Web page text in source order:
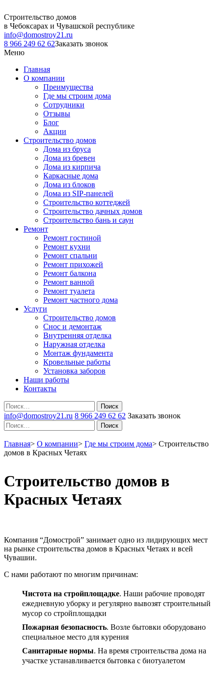
Строительство домов
в Чебоксарах и Чувашской республике
info@domostroy21.ru
8 966 249 62 62Заказать звонок
Меню
Главная
О компании
Преимущества
Где мы строим дома
Сотрудники
Отзывы
Блог
Акции
Строительство домов
Дома из бруса
Дома из бревен
Дома из кирпича
Каркасные дома
Дома из блоков
Дома из SIP-панелей
Строительство коттеджей
Строительство дачных домов
Строительство бань и саун
Ремонт
Ремонт гостиной
Ремонт кухни
Ремонт спальни
Ремонт прихожей
Ремонт балкона
Ремонт ванной
Ремонт туалета
Ремонт частного дома
Услуги
Строительство домов
Снос и демонтаж
Внутренняя отделка
Наружная отделка
Монтаж фундамента
Кровельные работы
Установка заборов
Наши работы
Контакты
Поиск
info@domostroy21.ru 8 966 249 62 62 Заказать звонок
Поиск
Главная> О компании> Где мы строим дома> Строительство
домов в Красных Четаях
Строительство домов в
Красных Четаях
Компания “Домострой” занимает одно из лидирующих мест
на рынке строительства домов в Красных Четаях и всей
Чувашии.
С нами работают по многим причинам:
Чистота на стройплощадке. Наши рабочие проводят
ежедневную уборку и регулярно вывозят строительный
мусор со стройплощадки
Пожарная безопасность. Возле бытовки оборудовано
специальное место для курения
Санитарные нормы. На время строительства дома на
участке устанавливается бытовка с биотуалетом